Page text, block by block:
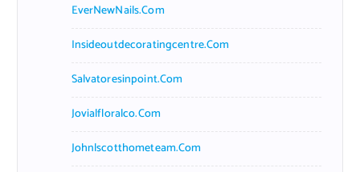
EverNewNails.com
Insideoutdecoratingcentre.com
Salvatoresinpoint.com
Jovialfloralco.com
Johnlscotthometeam.com